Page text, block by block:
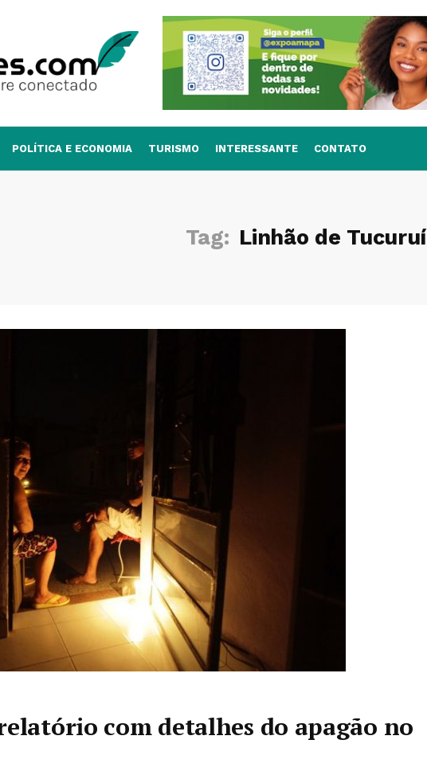
POLÍTICA E ECONOMIA TURISMO INTERESSANTE CONTATO
Tag: Linhão de Tucuruí
com detalhes do apagão no